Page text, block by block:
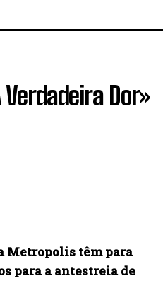
Dor»
Metropolis têm para
para a antestreia de